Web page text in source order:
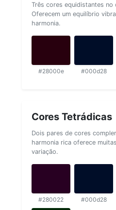
Três cores equidistantes no
Oferecem um equilíbrio
harmonia.
#28000e #000d28
Cores Tetrádicas
Dois pares de cores
harmonia rica oferece
variação.
#280022 #000d28